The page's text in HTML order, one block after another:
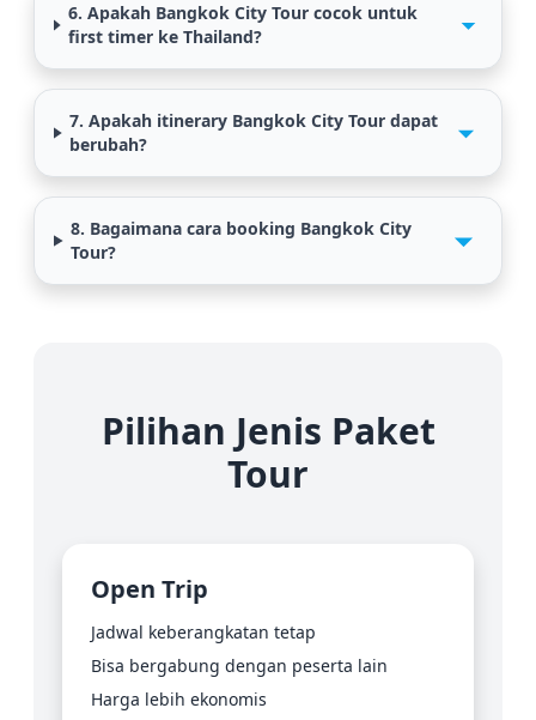
6. Apakah Bangkok City Tour cocok untuk
first timer ke Thailand?
7. Apakah itinerary Bangkok City Tour dapat
berubah?
8. Bagaimana cara booking Bangkok City
Tour?
Pilihan Jenis Paket
Tour
Open Trip
Jadwal keberangkatan tetap
Bisa bergabung dengan peserta lain
Harga lebih ekonomis